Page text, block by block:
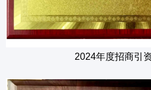
2024年度招商引